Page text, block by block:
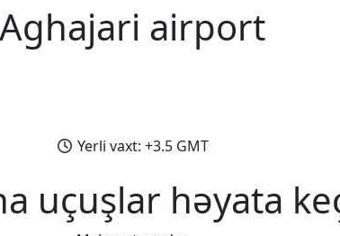
Aghajari airport
Yerli vaxt: +3.5 GMT
uçuşlar həyata